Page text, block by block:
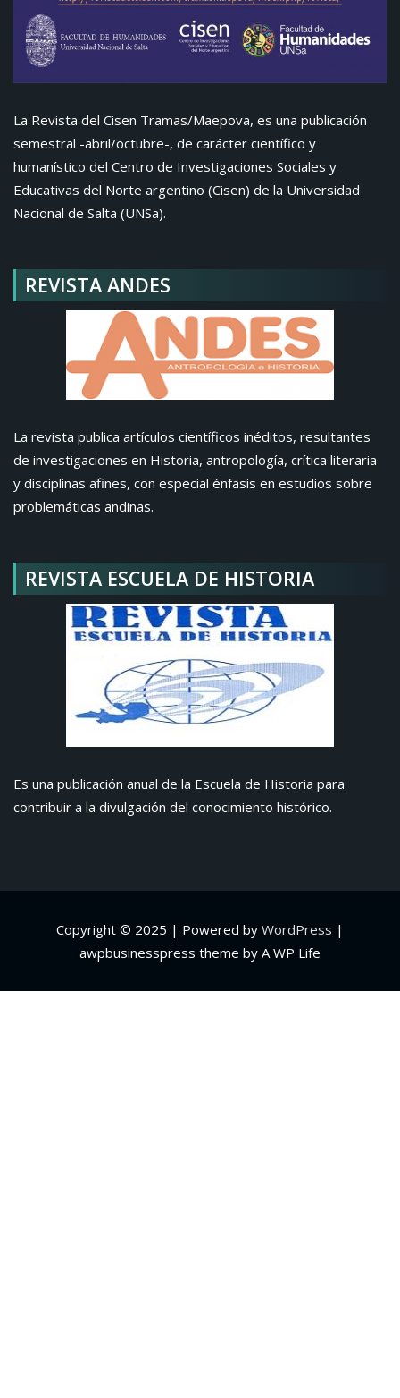
La Revista del Cisen Tramas/Maepova, es una publicación
semestral -abril/octubre-, de carácter científico y
humanístico del Centro de Investigaciones Sociales y
Educativas del Norte argentino (Cisen) de la Universidad
Nacional de Salta (UNSa).
REVISTA ANDES
La revista publica artículos científicos inéditos, resultantes
de investigaciones en Historia, antropología, crítica literaria
y disciplinas afines, con especial énfasis en estudios sobre
problemáticas andinas.
REVISTA ESCUELA DE HISTORIA
Es una publicación anual de la Escuela de Historia para
contribuir a la divulgación del conocimiento histórico.
Copyright © 2025 | Powered by WordPress |
awpbusinesspress theme by A WP Life